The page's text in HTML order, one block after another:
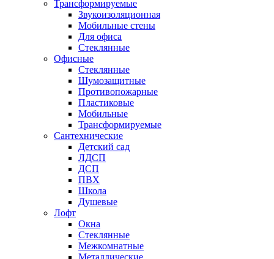
Трансформируемые
Звукоизоляционная
Мобильные стены
Для офиса
Стеклянные
Офисные
Стеклянные
Шумозащитные
Противопожарные
Пластиковые
Мобильные
Трансформируемые
Сантехнические
Детский сад
ЛДСП
ДСП
ПВХ
Школа
Душевые
Лофт
Окна
Стеклянные
Межкомнатные
Металлические